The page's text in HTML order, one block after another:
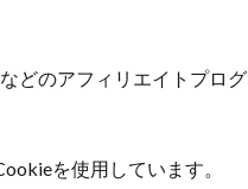
どのアフィリエイトプログ
を使用しています。